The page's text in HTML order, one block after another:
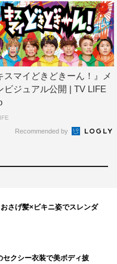
スマイどきどきーん！』メ
ビジュアル公開 | TV LIFE
Recommended by
さげ髪×ビキニ姿でスレンダ
セクシー衣装で美ボディ披